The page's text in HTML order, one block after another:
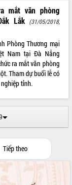
mắt văn phòng
Lắk
(31/05/2018,
Phòng Thương mại
Nam tại Đà Nẵng
ra mắt văn phòng
Tham dự buổi lễ có
tỉnh.
Tiếp theo